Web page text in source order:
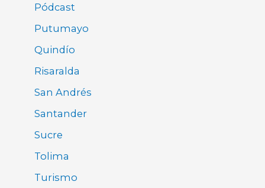
Pódcast
Putumayo
Quindío
Risaralda
San Andrés
Santander
Sucre
Tolima
Turismo